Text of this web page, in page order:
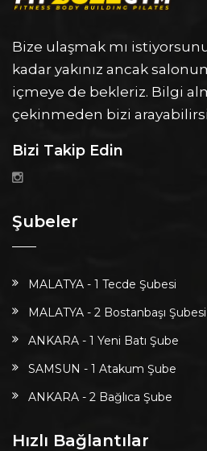
Bize ulaşmak mı
kadar yakınız ancak
içmeye de bekleriz. Bilgi
çekinmeden bizi
Bizi Takip Edin
Şubeler
MALATYA - 1 Tecde Şubesi
MALATYA - 2 Bostanbaşı Şubesi
ANKARA - 1 Yeni Batı Şube
SAMSUN - 1 Atakum Şube
ANKARA - 2 Bağlıca Şube
Hızlı Bağlantılar